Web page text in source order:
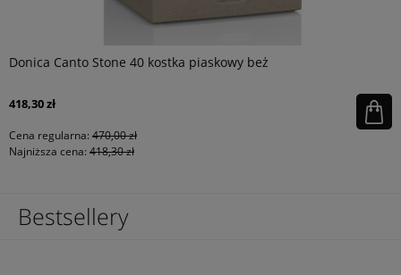
Donica Canto Stone 40 kostka piaskowy beż
418,30 zł
Cena regularna: 470,00 zł
Najniższa cena: 418,30 zł
Bestsellery